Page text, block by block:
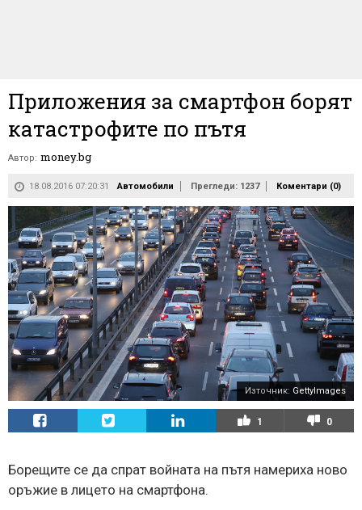
Приложения за смартфон борят
катастрофите по пътя
Автор: money.bg
18.08.2016 07:20:31 Автомобили Прегледи: 1237 Коментари (0)
Източник: GettyImages
1 0
Борещите се да спрат войната на пътя намериха ново
оръжие в лицето на смартфона.